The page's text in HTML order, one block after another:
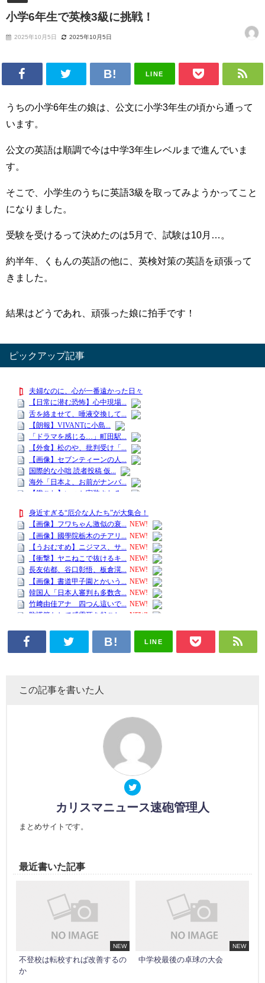
小学6年生で英検3級に挑戦！
2025年10月5日 2025年10月5日
LINE
うちの小学6年生の娘は、公文に小学3年生の頃から通って
います。
公文の英語は順調で今は中学3年生レベルまで進んでいま
す。
そこで、小学生のうちに英語3級を取ってみようかってこと
になりました。
受験を受けるって決めたのは5月で、試験は10月…。
約半年、くもんの英語の他に、英検対策の英語を頑張って
きました。
結果はどうであれ、頑張った娘に拍手です！
ピックアップ記事
LINE
この記事を書いた人
カリスマニュース速砲管理人
まとめサイトです。
最近書いた記事
NEW
不登校は転校すれば改善するの
か
NEW
中学校最後の卓球の大会